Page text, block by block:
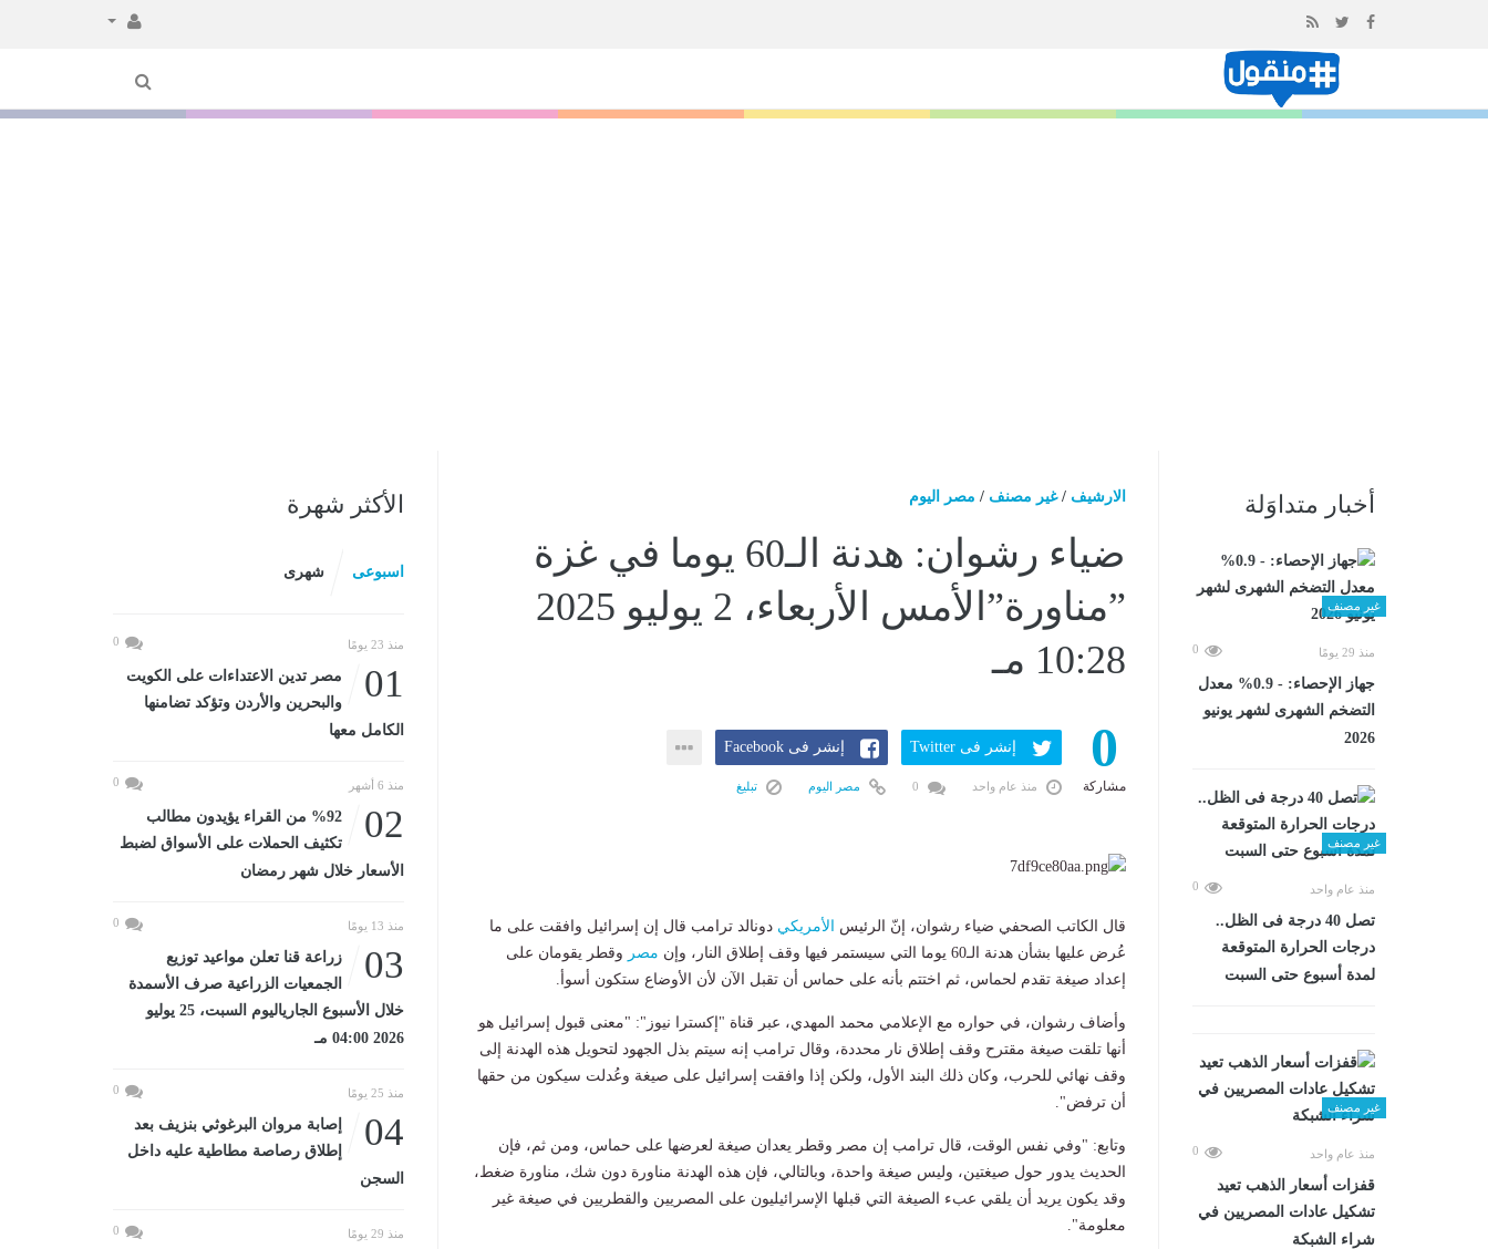
المحتوى
أخبار متداوَلة
غير مصنف
منذ 29 يومًا 0
جهاز الإحصاء: - 0.9% معدل
التضخم الشهرى لشهر يونيو
2026
غير مصنف
منذ عام واحد 0
تصل 40 درجة فى الظل..
درجات الحرارة المتوقعة
لمدة أسبوع حتى السبت
غير مصنف
منذ عام واحد 0
قفزات أسعار الذهب تعيد
تشكيل عادات المصريين في
شراء الشبكة
الارشيف /غير مصنف / مصر اليوم
ضياء رشوان: هدنة الـ60 يوما في غزة
”مناورة”الأمس الأربعاء، 2 يوليو 2025
10:28 مـ
0
مشاركة
إنشر فى Twitter إنشر فى Facebook
منذ عام واحد مصر اليوم تبليغ
قال الكاتب الصحفي ضياء رشوان، إنّ الرئيس الأمريكي دونالد ترامب قال إن إسرائيل وافقت على ما
عُرض عليها بشأن هدنة الـ60 يوما التي سيستمر فيها وقف إطلاق النار، وإن
مصر وقطر يقومان على
إعداد صيغة تقدم لحماس، ثم اختتم بأنه على حماس أن تقبل الآن لأن الأوضاع ستكون أسوأ.
وأضاف رشوان، في حواره مع الإعلامي محمد المهدي، عبر قناة "إكسترا نيوز": "معنى قبول إسرائيل هو
أنها تلقت صيغة مقترح وقف إطلاق نار محددة، وقال ترامب إنه سيتم بذل الجهود لتحويل هذه الهدنة إلى
وقف نهائي للحرب، وكان ذلك البند الأول، ولكن إذا وافقت إسرائيل على صيغة وعُدلت سيكون من حقها
أن ترفض".
وتابع: "وفي نفس الوقت، قال ترامب إن مصر وقطر يعدان صيغة لعرضها على حماس، ومن ثم، فإن
الحديث يدور حول صيغتين، وليس صيغة واحدة، وبالتالي، فإن هذه الهدنة مناورة دون شك، مناورة ضغط،
وقد يكون يريد أن يلقي عبء الصيغة التي قبلها الإسرائيليون على المصريين والقطريين في صيغة غير
معلومة".
الأكثر شهرة
اسبوعى شهرى
منذ 23 يومًا 0
01
مصر تدين الاعتداءات على الكويت
والبحرين والأردن وتؤكد تضامنها
الكامل معها
منذ 6 أشهر 0
02
%92 من القراء يؤيدون مطالب
تكثيف الحملات على الأسواق لضبط
الأسعار خلال شهر رمضان
منذ 13 يومًا 0
03
زراعة قنا تعلن مواعيد توزيع
الجمعيات الزراعية صرف الأسمدة
خلال الأسبوع الجارياليوم السبت، 25 يوليو
2026 04:00 مـ
منذ 25 يومًا 0
04
إصابة مروان البرغوثي بنزيف بعد
إطلاق رصاصة مطاطية عليه داخل
السجن
منذ 29 يومًا 0